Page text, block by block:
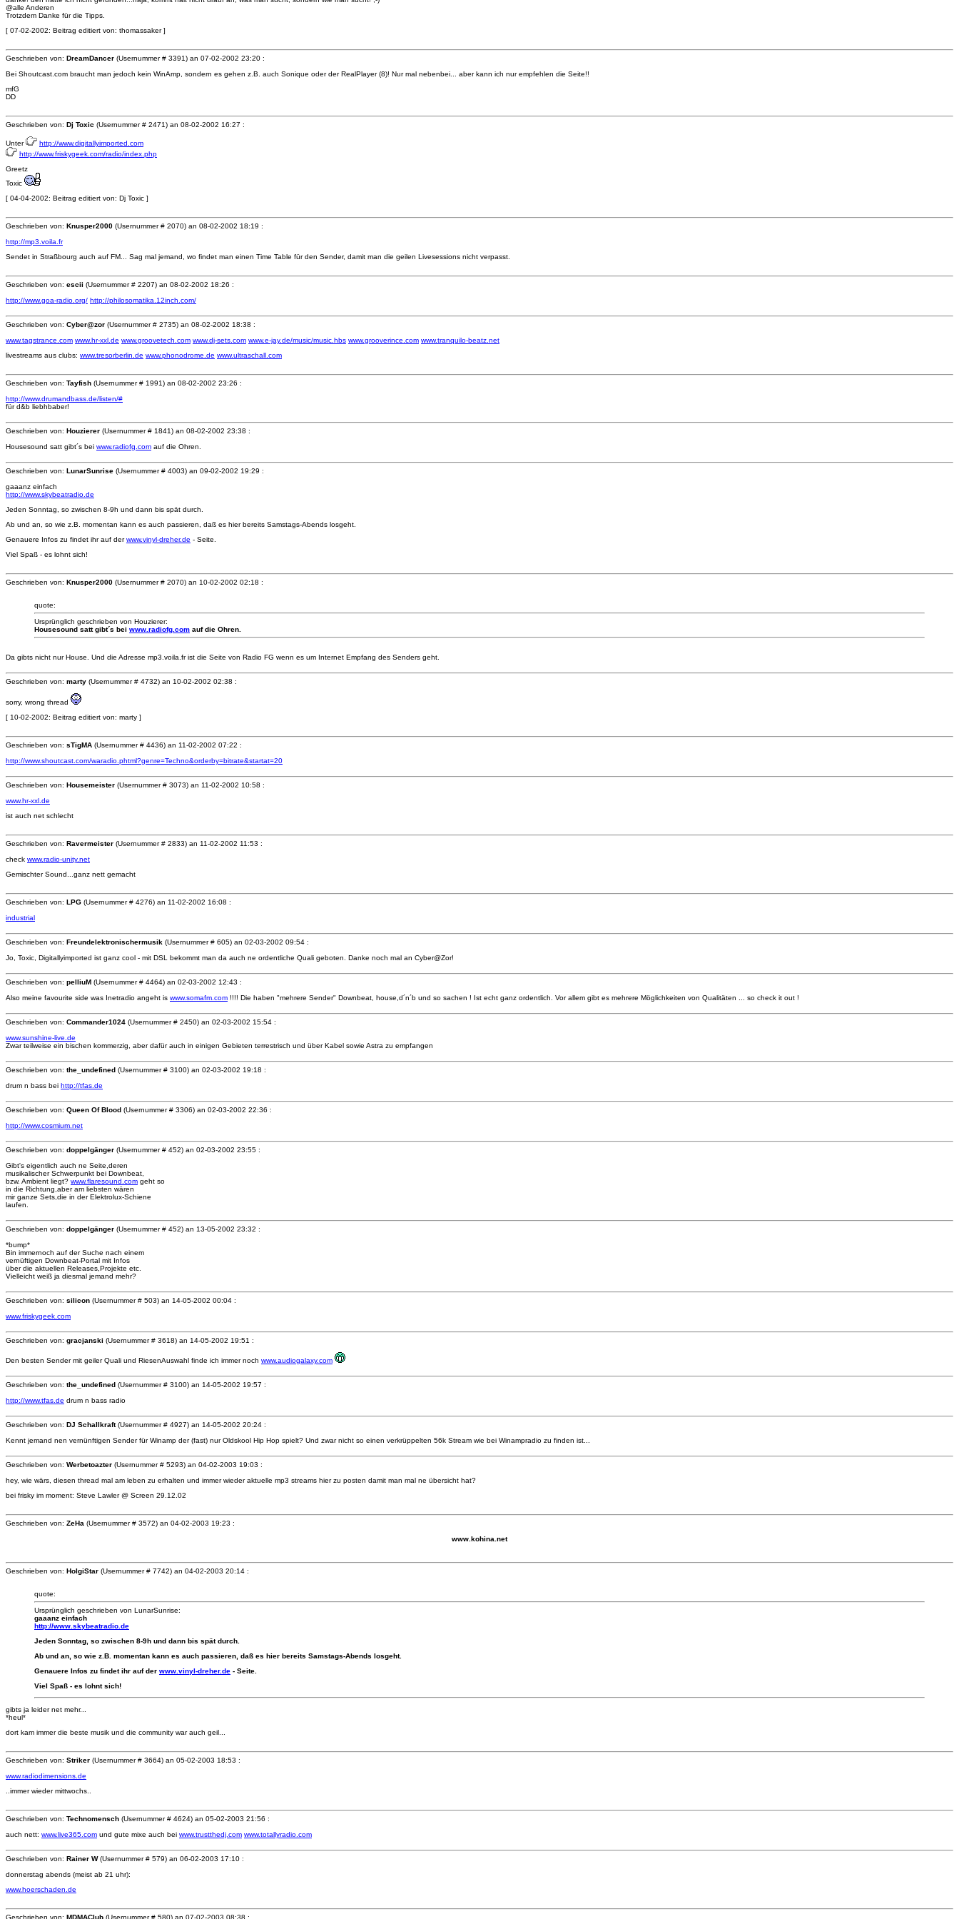
@alle Anderen
Trotzdem Danke für die Tipps.
[ 07-02-2002: Beitrag editiert von: thomassaker ]
Geschrieben von: DreamDancer (Usernummer # 3391) an 07-02-2002 23:20 :
Bei Shoutcast.com braucht man jedoch kein WinAmp, sondern es gehen z.B. auch Sonique oder der RealPlayer (8)! Nur mal nebenbei... aber kann ich nur empfehlen die Seite!!
mfG
DD
Geschrieben von: Dj Toxic (Usernummer # 2471) an 08-02-2002 16:27 :
Unter
http://www.digitallyimported.com
http://www.friskygeek.com/radio/index.php
Greetz
Toxic
[ 04-04-2002: Beitrag editiert von: Dj Toxic ]
Geschrieben von: Knusper2000 (Usernummer # 2070) an 08-02-2002 18:19 :
http://mp3.voila.fr
Sendet in Straßbourg auch auf FM... Sag mal jemand, wo findet man einen Time Table für den Sender, damit man die geilen Livesessions nicht verpasst.
Geschrieben von: escii (Usernummer # 2207) an 08-02-2002 18:26 :
http://www.goa-radio.org/ http://philosomatika.12inch.com/
Geschrieben von: Cyber@zor (Usernummer # 2735) an 08-02-2002 18:38 :
www.tagstrance.com www.hr-xxl.de www.groovetech.com www.dj-sets.com www.e-jay.de/music/music.hbs www.grooverince.com www.tranquilo-beatz.net
livestreams aus clubs: www.tresorberlin.de www.phonodrome.de www.ultraschall.com
Geschrieben von: Tayfish (Usernummer # 1991) an 08-02-2002 23:26 :
http://www.drumandbass.de/listen/#
für d&b liebhbaber!
Geschrieben von: Houzierer (Usernummer # 1841) an 08-02-2002 23:38 :
Housesound satt gibt´s bei www.radiofg.com auf die Ohren.
Geschrieben von: LunarSunrise (Usernummer # 4003) an 09-02-2002 19:29 :
gaaanz einfach
http://www.skybeatradio.de
Jeden Sonntag, so zwischen 8-9h und dann bis spät durch.
Ab und an, so wie z.B. momentan kann es auch passieren, daß es hier bereits Samstags-Abends losgeht.
Genauere Infos zu findet ihr auf derwww.vinyl-dreher.de - Seite.
Viel Spaß - es lohnt sich!
Geschrieben von: Knusper2000 (Usernummer # 2070) an 10-02-2002 02:18 :
quote:
Ursprünglich geschrieben von Houzierer:
Housesound satt gibt´s bei www.radiofg.com auf die Ohren.
Da gibts nicht nur House. Und die Adresse mp3.voila.fr ist die Seite von Radio FG wenn es um Internet Empfang des Senders geht.
Geschrieben von: marty (Usernummer # 4732) an 10-02-2002 02:38 :
sorry, wrong thread
[ 10-02-2002: Beitrag editiert von: marty ]
Geschrieben von: sTigMA (Usernummer # 4436) an 11-02-2002 07:22 :
http://www.shoutcast.com/waradio.phtml?genre=Techno&orderby=bitrate&startat=20
Geschrieben von: Housemeister (Usernummer # 3073) an 11-02-2002 10:58 :
www.hr-xxl.de
ist auch net schlecht
Geschrieben von: Ravermeister (Usernummer # 2833) an 11-02-2002 11:53 :
check www.radio-unity.net
Gemischter Sound...ganz nett gemacht
Geschrieben von: LPG (Usernummer # 4276) an 11-02-2002 16:08 :
industrial
Geschrieben von: Freundelektronischermusik (Usernummer # 605) an 02-03-2002 09:54 :
Jo, Toxic, Digitallyimported ist ganz cool - mit DSL bekommt man da auch ne ordentliche Quali geboten. Danke noch mal an Cyber@Zor!
Geschrieben von: pelliuM (Usernummer # 4464) an 02-03-2002 12:43 :
Also meine favourite side was Inetradio angeht is www.somafm.com !!!! Die haben "mehrere Sender" Downbeat, house,d´n´b und so sachen ! Ist echt ganz ordentlich. Vor allem gibt es mehrere Möglichkeiten von Qualitäten ... so check it out !
Geschrieben von: Commander1024 (Usernummer # 2450) an 02-03-2002 15:54 :
www.sunshine-live.de
Zwar teilweise ein bischen kommerzig, aber dafür auch in einigen Gebieten terrestrisch und über Kabel sowie Astra zu empfangen
Geschrieben von: the_undefined (Usernummer # 3100) an 02-03-2002 19:18 :
drum n bass bei http://tfas.de
Geschrieben von: Queen Of Blood (Usernummer # 3306) an 02-03-2002 22:36 :
http://www.cosmium.net
Geschrieben von: doppelgänger (Usernummer # 452) an 02-03-2002 23:55 :
Gibt's eigentlich auch ne Seite,deren
musikalischer Schwerpunkt bei Downbeat,
bzw. Ambient liegt? www.flaresound.com geht so
in die Richtung,aber am liebsten wären
mir ganze Sets,die in der Elektrolux-Schiene
laufen.
Geschrieben von: doppelgänger (Usernummer # 452) an 13-05-2002 23:32 :
*bump*
Bin immernoch auf der Suche nach einem
vernüftigen Downbeat-Portal mit Infos
über die aktuellen Releases,Projekte etc.
Vielleicht weiß ja diesmal jemand mehr?
Geschrieben von: silicon (Usernummer # 503) an 14-05-2002 00:04 :
www.friskygeek.com
Geschrieben von: gracjanski (Usernummer # 3618) an 14-05-2002 19:51 :
Den besten Sender mit geiler Quali und RiesenAuswahl finde ich immer noch www.audiogalaxy.com
Geschrieben von: the_undefined (Usernummer # 3100) an 14-05-2002 19:57 :
http://www.tfas.de drum n bass radio
Geschrieben von: DJ Schallkraft(Usernummer # 4927) an 14-05-2002 20:24 :
Kennt jemand nen vernünftigen Sender für Winamp der (fast) nur Oldskool Hip Hop spielt? Und zwar nicht so einen verkrüppelten 56k Stream wie bei Winampradio zu finden ist...
Geschrieben von: Werbetoazter (Usernummer # 5293) an 04-02-2003 19:03 :
hey, wie wärs, diesen thread mal am leben zu erhalten und immer wieder aktuelle mp3 streams hier zu posten damit man mal ne übersicht hat?
bei frisky im moment: Steve Lawler @ Screen 29.12.02
Geschrieben von: ZeHa (Usernummer # 3572) an 04-02-2003 19:23 :
www.kohina.net
Geschrieben von: HolgiStar (Usernummer # 7742) an 04-02-2003 20:14 :
quote:
Ursprünglich geschrieben von LunarSunrise:
gaaanz einfach
http://www.skybeatradio.de
Jeden Sonntag, so zwischen 8-9h und dann bis spät durch.
Ab und an, so wie z.B. momentan kann es auch passieren, daß es hier bereits Samstags-Abends losgeht.
Genauere Infos zu findet ihr auf der www.vinyl-dreher.de - Seite.
Viel Spaß - es lohnt sich!
gibts ja leider net mehr...
*heul*
dort kam immer die beste musik und die community war auch geil...
Geschrieben von: Striker (Usernummer # 3664) an 05-02-2003 18:53 :
www.radiodimensions.de
..immer wieder mittwochs..
Geschrieben von: Technomensch (Usernummer # 4624) an 05-02-2003 21:56 :
auch nett: www.live365.com und gute mixe auch bei www.trustthedj.com www.totallyradio.com
Geschrieben von: Rainer W(Usernummer # 579) an 06-02-2003 17:10 :
donnerstag abends (meist ab 21 uhr):
www.hoerschaden.de
Geschrieben von: MDMAClub (Usernummer # 580) an 07-02-2003 08:38 :